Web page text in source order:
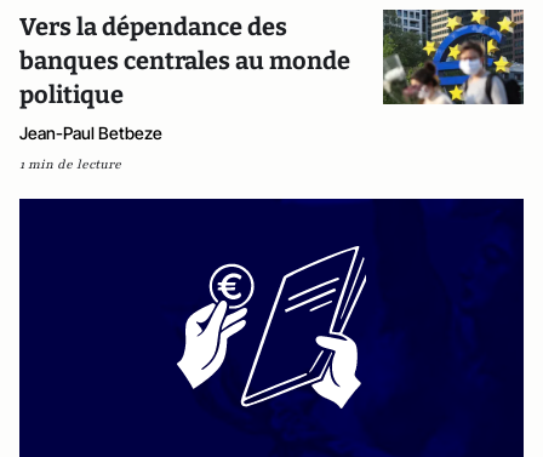
Vers la dépendance des
banques centrales au monde
politique
Jean-Paul Betbeze
1 min de lecture